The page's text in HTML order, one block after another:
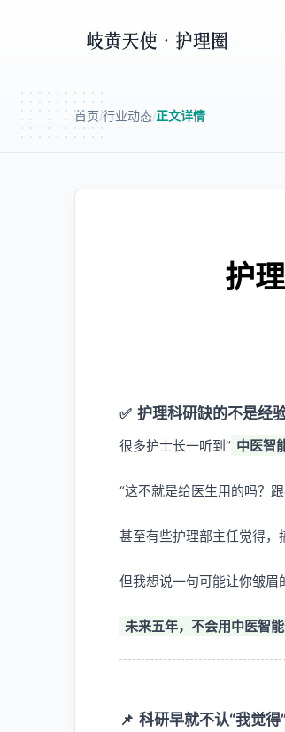
首页/行业动态/正文详情
护
✅ 护理科研缺的不是经
很多护士长一听到“ 中医智
“这不就是给医生用的吗？
甚至有些护理部主任觉得，
但我想说一句可能让你皱眉
未来五年，不会用中医智
📌 科研早就不认“我觉得